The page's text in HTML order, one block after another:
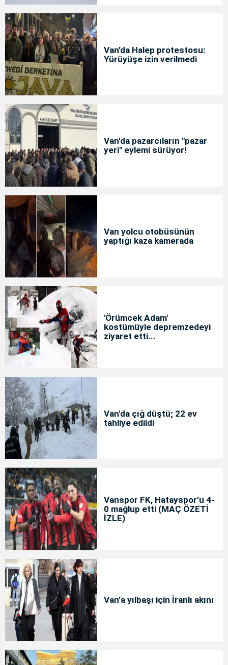
Van’da Halep protestosu:
Yürüyüşe izin verilmedi
Van'da pazarcıların "pazar
yeri" eylemi sürüyor!
Van yolcu otobüsünün
yaptığı kaza kamerada
'Örümcek Adam'
kostümüyle depremzedeyi
ziyaret etti...
Van'da çığ düştü; 22 ev
tahliye edildi
Vanspor FK, Hatayspor’u 4-
0 mağlup etti (MAÇ ÖZETİ
İZLE)
Van’a yılbaşı için İranlı akını